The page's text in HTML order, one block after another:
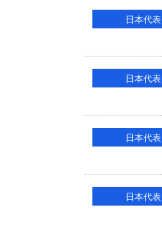
日本代表
日本代表
日本代表
日本代表